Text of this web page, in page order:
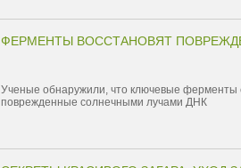
ФЕРМЕНТЫ ВОССТАНОВЯТ
Ученые обнаружили, что ключевые ферменты
поврежденные солнечными лучами ДНК